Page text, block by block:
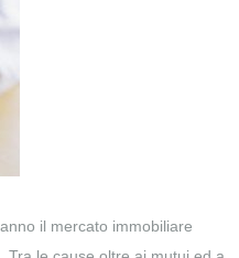
il mercato immobiliare